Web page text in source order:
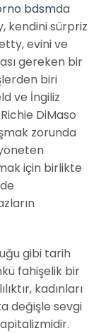
bdsmda
kendini sürpriz
evini ve
gereken bir
biri
ve İngiliz
DiMaso
zorunda
için birlikte
gibi tarih
fahişelik bir
kadınları
değişle sevgi